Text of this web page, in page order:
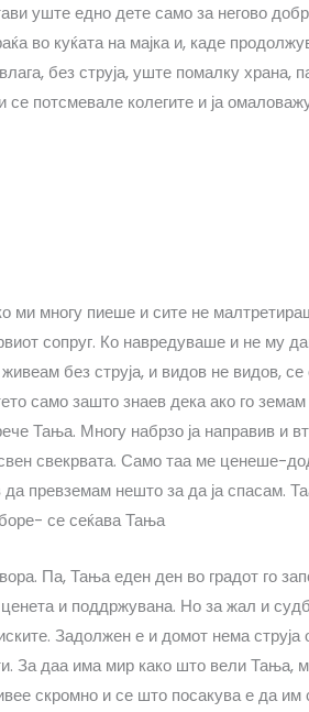
уште едно дете само за негово
во куќата на мајка и, каде
без струја, уште помалку храна,
потсмевале колегите и ја
ми многу пиеше и сите не
сопруг. Ко навредуваше и не му
без струја, и видов не видов,
само зашто знаев дека ако го
Тања. Многу набрзо ја направив и
свекрвата. Само таа ме ценеше-
превземам нешто за да ја спасам.
се сеќава Тања
Па, Тања еден ден во градот го
и поддржувана. Но за жал и
Задолжен е и домот нема струја
За даа има мир како што вели Тања,
скромно и се што посакува е да им